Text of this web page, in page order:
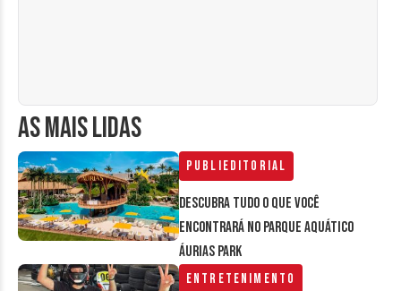
AS MAIS LIDAS
Publieditorial
Descubra tudo o que você
encontrará no parque aquático
Áurias Park
Entretenimento